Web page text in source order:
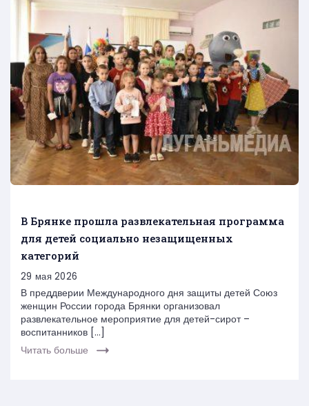
В Брянке прошла развлекательная программа
для детей социально незащищенных
категорий
29 мая 2026
В преддверии Международного дня защиты детей Союз
женщин России города Брянки организовал
развлекательное мероприятие для детей-сирот –
воспитанников […]
Читать больше